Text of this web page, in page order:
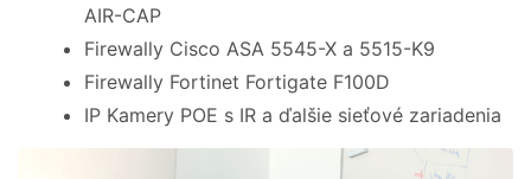
AIR-CAP
Firewally Cisco ASA 5545-X a 5515-K9
Firewally Fortinet Fortigate F100D
IP Kamery POE s IR a ďalšie sieťové zariadenia